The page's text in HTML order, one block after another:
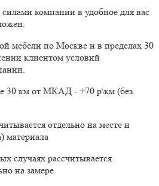
силами компании в удобное для вас
мебели по Москве и в пределах 30
клиентом условий
30 км от МКАД - +70 р\км (без
отдельно на месте и
материала
случаях рассчитывается
на замере